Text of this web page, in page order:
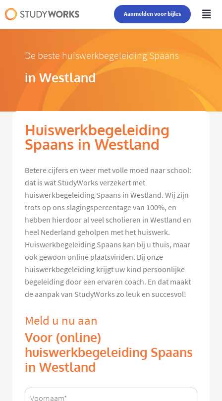
Aanmelden voor bijles
De beste huiswerkbegeleiding Spaans
in Westland
Huiswerkbegeleiding
Spaans in Westland
Betere cijfers en weer met volle moed naar school:
dat is wat StudyWorks verzekert met
huiswerkbegeleiding Spaans in Westland. Wij zijn
trots op ons slagingspercentage van 100%, en
hebben hierdoor al veel scholieren in Westland en
heel Nederland geholpen met het huiswerk.
Huiswerkbegeleiding Spaans kan bij u thuis, maar
ook gewoon online plaatsvinden. Bij onze
huiswerkbegeleiding krijgt uw kind persoonlijke
begeleiding door een ervaren coach. En dat maakt
de aanpak van StudyWorks zo leuk en succesvol!
Meld u nu aan
Voor (online)
huiswerkbegeleiding Spaans
in Westland